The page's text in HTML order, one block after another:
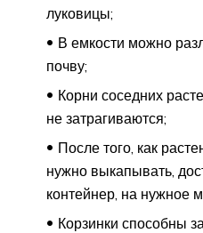
луковицы;
В емкости можно
почву;
Корни соседних
не затрагиваются;
После того, как
нужно выкапывать,
контейнер, на нужное
Корзинки способны